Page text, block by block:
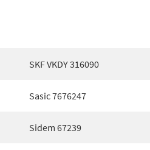
SKF VKDY 316090
Sasic 7676247
Sidem 67239